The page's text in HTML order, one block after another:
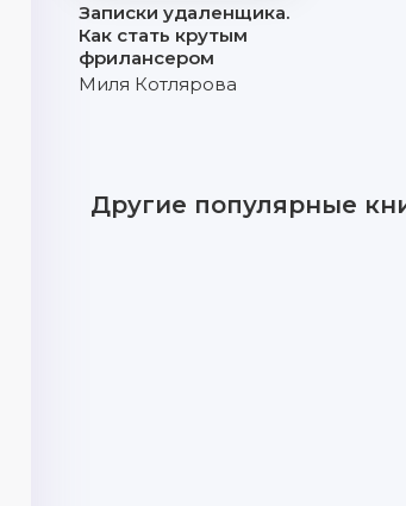
Записки удаленщика.
Как стать крутым
фрилансером
Миля Котлярова
Другие популярные